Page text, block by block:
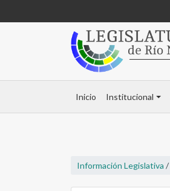
Inicio Institucional
Información Legislativa /